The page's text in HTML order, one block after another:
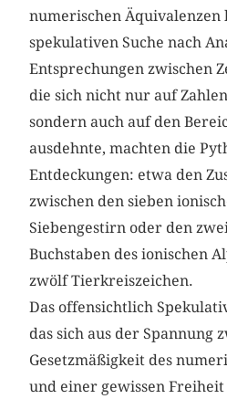
numerischen
spekulativen Suche nach
Entsprechungen zwischen
die sich nicht nur auf
sondern auch auf den
ausdehnte, machten die
Entdeckungen: etwa den
zwischen den sieben
Siebengestirn oder den
Buchstaben des ionischen
zwölf Tierkreiszeichen.
Das offensichtlich
das sich aus der Spannung
Gesetzmäßigkeit des
und einer gewissen